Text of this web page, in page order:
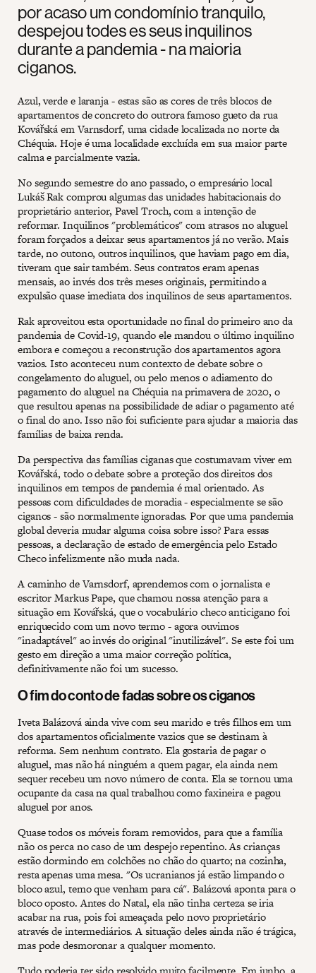
por acaso um condomínio tranquilo,
despejou todes es seus inquilinos
durante a pandemia - na maioria
ciganos.
Azul, verde e laranja - estas são as cores de três blocos de
apartamentos de concreto do outrora famoso gueto da rua
Kovářská em Varnsdorf, uma cidade localizada no norte da
Chéquia. Hoje é uma localidade excluída em sua maior parte
calma e parcialmente vazia.
No segundo semestre do ano passado, o empresário local
Lukáš Rak comprou algumas das unidades habitacionais do
proprietário anterior, Pavel Troch, com a intenção de
reformar. Inquilinos "problemáticos" com atrasos no aluguel
foram forçados a deixar seus apartamentos já no verão. Mais
tarde, no outono, outros inquilinos, que haviam pago em dia,
tiveram que sair também. Seus contratos eram apenas
mensais, ao invés dos três meses originais, permitindo a
expulsão quase imediata dos inquilinos de seus apartamentos.
Rak aproveitou esta oportunidade no final do primeiro ano da
pandemia de Covid-19, quando ele mandou o último inquilino
embora e começou a reconstrução dos apartamentos agora
vazios. Isto aconteceu num contexto de debate sobre o
congelamento do aluguel, ou pelo menos o adiamento do
pagamento do aluguel na Chéquia na primavera de 2020, o
que resultou apenas na possibilidade de adiar o pagamento até
o final do ano. Isso não foi suficiente para ajudar a maioria das
famílias de baixa renda.
Da perspectiva das famílias ciganas que costumavam viver em
Kovářská, todo o debate sobre a proteção dos direitos dos
inquilinos em tempos de pandemia é mal orientado. As
pessoas com dificuldades de moradia - especialmente se são
ciganos - são normalmente ignoradas. Por que uma pandemia
global deveria mudar alguma coisa sobre isso? Para essas
pessoas, a declaração de estado de emergência pelo Estado
Checo infelizmente não muda nada.
A caminho de Varnsdorf, aprendemos com o jornalista e
escritor Markus Pape, que chamou nossa atenção para a
situação em Kovářská, que o vocabulário checo anticigano foi
enriquecido com um novo termo - agora ouvimos
"inadaptável" ao invés do original "inutilizável". Se este foi um
gesto em direção a uma maior correção política,
definitivamente não foi um sucesso.
O fim do conto de fadas sobre os ciganos
Iveta Balázová ainda vive com seu marido e três filhos em um
dos apartamentos oficialmente vazios que se destinam à
reforma. Sem nenhum contrato. Ela gostaria de pagar o
aluguel, mas não há ninguém a quem pagar, ela ainda nem
sequer recebeu um novo número de conta. Ela se tornou uma
ocupante da casa na qual trabalhou como faxineira e pagou
aluguel por anos.
Quase todos os móveis foram removidos, para que a família
não os perca no caso de um despejo repentino. As crianças
estão dormindo em colchões no chão do quarto; na cozinha,
resta apenas uma mesa. "Os ucranianos já estão limpando o
bloco azul, temo que venham para cá". Balázová aponta para o
bloco oposto. Antes do Natal, ela não tinha certeza se iria
acabar na rua, pois foi ameaçada pelo novo proprietário
através de intermediários. A situação deles ainda não é trágica,
mas pode desmoronar a qualquer momento.